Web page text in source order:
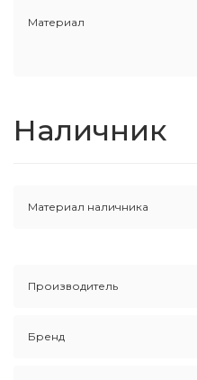
Материал
Наличник
Материал наличника
Производитель
Бренд